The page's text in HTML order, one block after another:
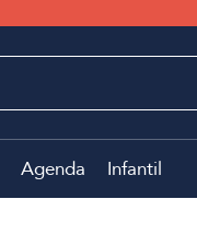
Agenda Infantil